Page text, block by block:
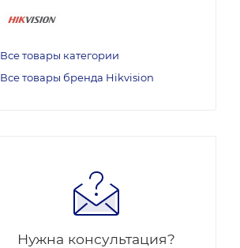
Все товары категории
Все товары бренда Hikvision
Нужна консультация?